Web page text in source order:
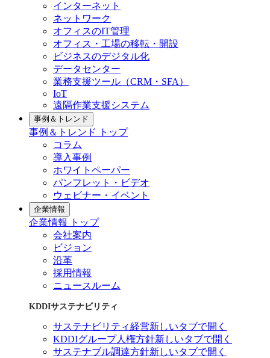
インターネット
ネットワーク
オフィスのIT管理
オフィス・工場の移転・開設
ビジネスのデジタル化
データセンター
業務支援ツール（CRM・SFA）
IoT
遠隔作業支援システム
事例＆トレンド
事例＆トレンド トップ
コラム
導入事例
ホワイトペーパー
パンフレット・ビデオ
ウェビナー・イベント
企業情報
企業情報 トップ
会社案内
ビジョン
沿革
採用情報
ニュースルーム
KDDIサステナビリティ
サステナビリティ経営新しいタブで開く
KDDIグループ人権方針新しいタブで開く
サステナブル調達方針新しいタブで開く